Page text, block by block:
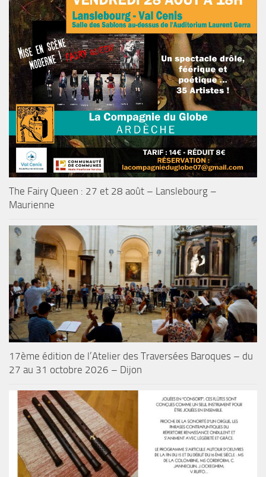
The Fairy Queen : 27 et 28 août – Lanslebourg –
Maurienne
17ème édition de l’Atelier des Traversées Baroques – du
27 au 31 octobre 2026 – Dijon